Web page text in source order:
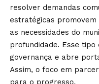
resolver demandas
estratégicas
as necessidades do
profundidade. Esse
governança e abre
Assim, o foco em
para o progresso.